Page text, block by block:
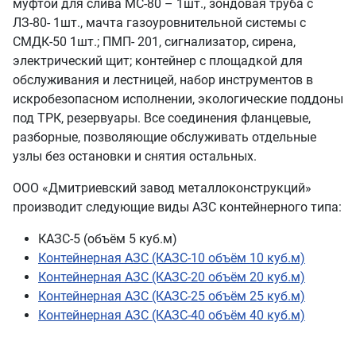
муфтой для слива МС-80 – 1шт., зондовая труба с
ЛЗ-80- 1шт., мачта газоуровнительной системы с
СМДК-50 1шт.; ПМП- 201, сигнализатор, сирена,
электрический щит; контейнер с площадкой для
обслуживания и лестницей, набор инструментов в
искробезопасном исполнении, экологические поддоны
под ТРК, резервуары. Все соединения фланцевые,
разборные, позволяющие обслуживать отдельные
узлы без остановки и снятия остальных.
ООО «Дмитриевский завод металлоконструкций»
производит следующие виды АЗС контейнерного типа:
КАЗС-5 (объём 5 куб.м)
Контейнерная АЗС (КАЗС-10 объём 10 куб.м)
Контейнерная АЗС (КАЗС-20 объём 20 куб.м)
Контейнерная АЗС (КАЗС-25 объём 25 куб.м)
Контейнерная АЗС (КАЗС-40 объём 40 куб.м)